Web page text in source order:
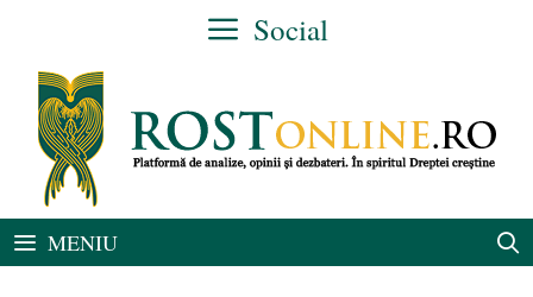
conținut
Social
MENIU